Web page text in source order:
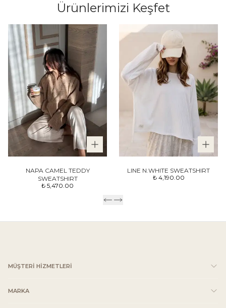
Ürünlerimizi Keşfet
NAPA CAMEL TEDDY
SWEATSHIRT
₺ 5,470.00
LINE N.WHITE SWEATSHIRT
₺ 4,190.00
MÜŞTERİ HİZMETLERİ
MARKA